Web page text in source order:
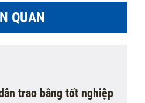
QUAN
trao bằng tốt nghiệp